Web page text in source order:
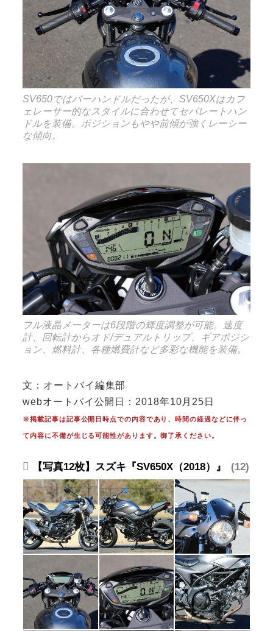
SV650ではバーハンドルだったが、SV650Xはカフ
ェレーサー的なスタイルに合わせてセパレートハン
ドルを装備。ポジションもやや前傾が強くレーシー
な傾向。
フル液晶メーターは6段階の輝度調整が可能。速度
計、回転計からオド/デュアルトリップ、ギアポジシ
ョン、燃料計、各種燃費計など多彩な機能を装備。
文：オートバイ編集部
webオートバイ公開日：2018年10月25日
※掲載記事は記事公開日時点での内容であり、時間の経過などに伴っ
て内容に不備が生じる可能性があります。御了承ください。
【写真12枚】スズキ『SV650X（2018）』 12